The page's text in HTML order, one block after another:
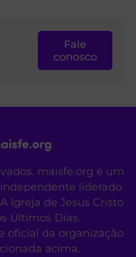
Fale
conosco
maisfe.org é um
liderado
Igreja de Jesus Cristo
Últimos Dias.
oficial da organização
acima.